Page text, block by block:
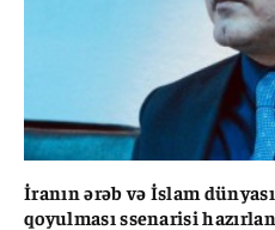
İranın ərəb və İslam
qoyulması ssenarisi